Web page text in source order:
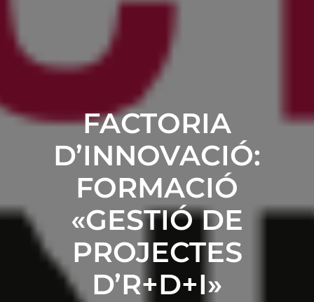
FACTORIA
D’INNOVACIÓ:
FORMACIÓ
«GESTIÓ DE
PROJECTES
D’R+D+I»